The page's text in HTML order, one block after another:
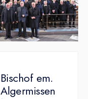
Bischof em.
Algermissen